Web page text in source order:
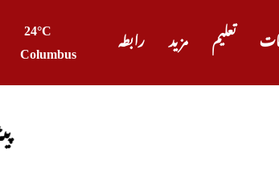
24°C
Columbus
رابطہ مزید تعلیم
پیٹرول